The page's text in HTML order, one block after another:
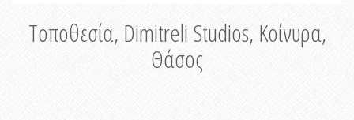
Τοποθεσία, Dimitreli Studios, Κοίνυρα,
Θάσος